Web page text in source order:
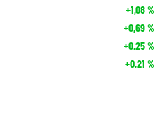
+1,08%
+0,69%
+0,25%
+0,21 %